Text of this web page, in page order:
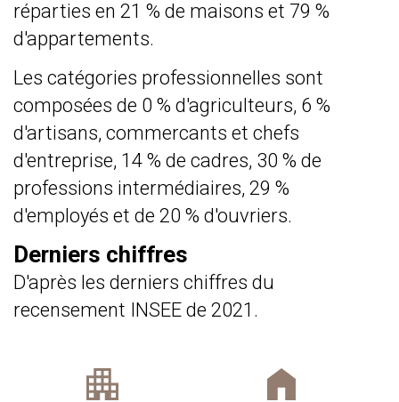
réparties en 21 % de maisons et 79 %
d'appartements.
Les catégories professionnelles sont
composées de 0 % d'agriculteurs, 6 %
d'artisans, commercants et chefs
d'entreprise, 14 % de cadres, 30 % de
professions intermédiaires, 29 %
d'employés et de 20 % d'ouvriers.
Derniers chiffres
D'après les derniers chiffres du
recensement INSEE de 2021.